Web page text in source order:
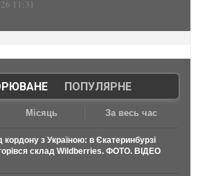
11:31
| ПОПУЛЯРНЕ
Місяць За весь час
кордону з Україною: в Єкатеринбурзі
склад Wildberries. ФОТО. ВІДЕО